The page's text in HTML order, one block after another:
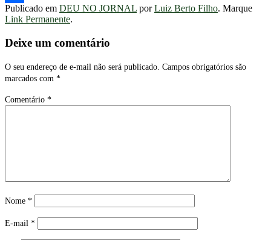
Share
Publicado em DEU NO JORNAL porLuiz Berto Filho. Marque
Link Permanente.
Deixe um comentário
O seu endereço de e-mail não será publicado. Campos obrigatórios são
marcados com *
Comentário *
Nome *
E-mail *